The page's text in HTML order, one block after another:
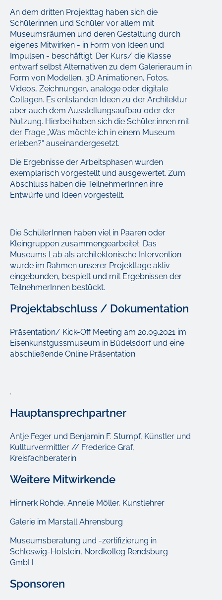
An dem dritten Projekttag haben sich die
Schülerinnen und Schüler vor allem mit
Museumsräumen und deren Gestaltung durch
eigenes Mitwirken - in Form von Ideen und
Impulsen - beschäftigt. Der Kurs/ die Klasse
entwarf selbst Alternativen zu dem Galerieraum in
Form von Modellen, 3D Animationen, Fotos,
Videos, Zeichnungen, analoge oder digitale
Collagen. Es entstanden Ideen zu der Architektur
aber auch dem Ausstellungsaufbau oder der
Nutzung. Hierbei haben sich die Schüler:innen mit
der Frage „Was möchte ich in einem Museum
erleben?“ auseinandergesetzt.
Die Ergebnisse der Arbeitsphasen wurden
exemplarisch vorgestellt und ausgewertet. Zum
Abschluss haben die TeilnehmerInnen ihre
Entwürfe und Ideen vorgestellt.
Die SchülerInnen haben viel in Paaren oder
Kleingruppen zusammengearbeitet. Das
Museums Lab als architektonische Intervention
wurde im Rahmen unserer Projekttage aktiv
eingebunden, bespielt und mit Ergebnissen der
TeilnehmerInnen bestückt.
Projektabschluss / Dokumentation
Präsentation/ Kick-Off Meeting am 20.09.2021 im
Eisenkunstgussmuseum in Büdelsdorf und eine
abschließende Online Präsentation
.
Hauptansprechpartner
Antje Feger und Benjamin F. Stumpf, Künstler und
Kullturvermittler // Frederice Graf,
Kreisfachberaterin
Weitere Mitwirkende
Hinnerk Rohde, Annelie Möller, Kunstlehrer
Galerie im Marstall Ahrensburg
Museumsberatung und -zertifizierung in
Schleswig-Holstein, Nordkolleg Rendsburg
GmbH
Sponsoren